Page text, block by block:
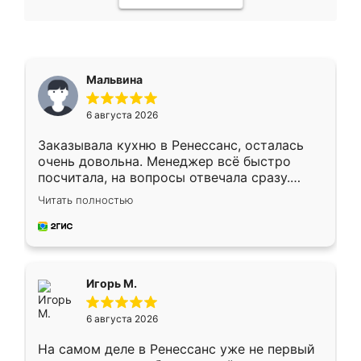
Мальвина
6 августа 2026
Заказывала кухню в Ренессанс, осталась
очень довольна. Менеджер всё быстро
посчитала, на вопросы отвечала сразу.
Замерщик приехал в субботу, подошёл к
делу со всей ответственностью. Собрали
за день, ребята работали аккуратно, даже
Читать полностью
Игорь М.
6 августа 2026
На самом деле в Ренессанс уже не первый